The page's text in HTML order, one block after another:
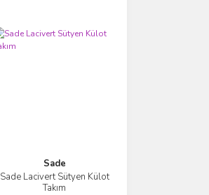
Sade
Sade Lacivert Sütyen Külot
Takım
İncele